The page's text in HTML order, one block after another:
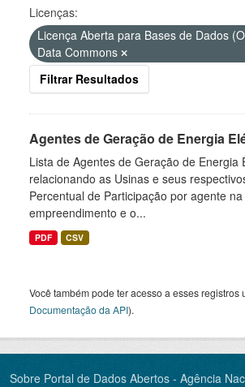
Licenças:
Licença Aberta para Bases de Dados
Data Commons
Filtrar Resultados
Agentes de Geração de Energia
Lista de Agentes de Geração de Energia
relacionando as Usinas e seus
Percentual de Participação por agente
empreendimento e o...
PDF CSV
Você também pode ter acesso a esses registros
Documentação da API).
Sobre Portal de Dados Abertos - Agência